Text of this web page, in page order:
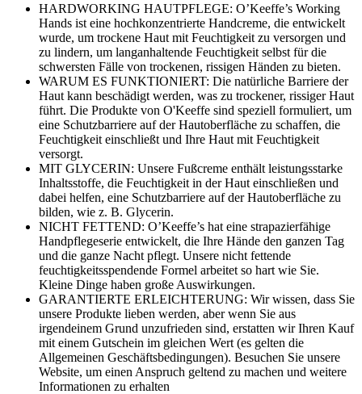
HARDWORKING HAUTPFLEGE: O’Keeffe’s Working
Hands ist eine hochkonzentrierte Handcreme, die entwickelt
wurde, um trockene Haut mit Feuchtigkeit zu versorgen und
zu lindern, um langanhaltende Feuchtigkeit selbst für die
schwersten Fälle von trockenen, rissigen Händen zu bieten.
WARUM ES FUNKTIONIERT: Die natürliche Barriere der
Haut kann beschädigt werden, was zu trockener, rissiger Haut
führt. Die Produkte von O'Keeffe sind speziell formuliert, um
eine Schutzbarriere auf der Hautoberfläche zu schaffen, die
Feuchtigkeit einschließt und Ihre Haut mit Feuchtigkeit
versorgt.
MIT GLYCERIN: Unsere Fußcreme enthält leistungsstarke
Inhaltsstoffe, die Feuchtigkeit in der Haut einschließen und
dabei helfen, eine Schutzbarriere auf der Hautoberfläche zu
bilden, wie z. B. Glycerin.
NICHT FETTEND: O’Keeffe’s hat eine strapazierfähige
Handpflegeserie entwickelt, die Ihre Hände den ganzen Tag
und die ganze Nacht pflegt. Unsere nicht fettende
feuchtigkeitsspendende Formel arbeitet so hart wie Sie.
Kleine Dinge haben große Auswirkungen.
GARANTIERTE ERLEICHTERUNG: Wir wissen, dass Sie
unsere Produkte lieben werden, aber wenn Sie aus
irgendeinem Grund unzufrieden sind, erstatten wir Ihren Kauf
mit einem Gutschein im gleichen Wert (es gelten die
Allgemeinen Geschäftsbedingungen). Besuchen Sie unsere
Website, um einen Anspruch geltend zu machen und weitere
Informationen zu erhalten